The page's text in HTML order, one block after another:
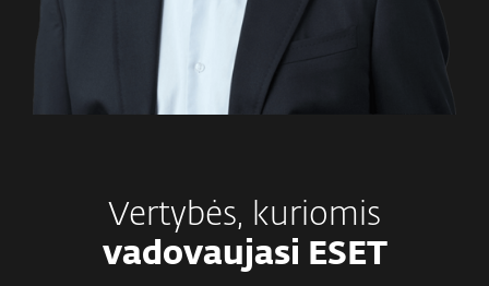
Vertybės, kuriomis
vadovaujasi ESET